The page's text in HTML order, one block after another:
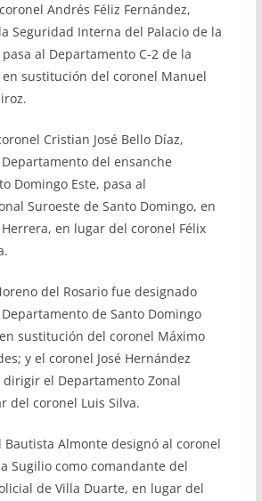
Andrés Féliz Fernández,
Seguridad Interna del Palacio de la
al Departamento C-2 de la
en sustitución del coronel Manuel
Cristian José Bello Díaz,
del ensanche
Domingo Este, pasa al
Suroeste de Santo Domingo, en
en lugar del coronel Félix
del Rosario fue designado
de Santo Domingo
sustitución del coronel Máximo
y el coronel José Hernández
dirigir el Departamento Zonal
del coronel Luis Silva.
Bautista Almonte designó al coronel
Sugilio como comandante del
de Villa Duarte, en lugar del